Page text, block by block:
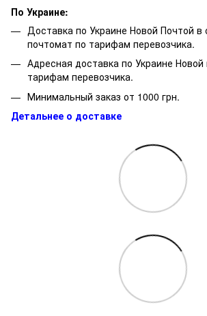
По Украине:
Доставка по Украине Новой Почтой в
почтомат по тарифам перевозчика.
Адресная доставка по Украине Новой
тарифам перевозчика.
Минимальный заказ от 1000 грн.
Детальнее о доставке